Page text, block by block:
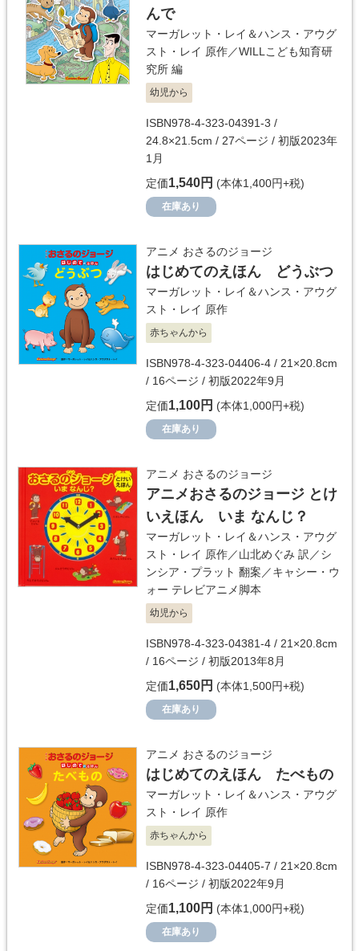
んで
マーガレット・レイ＆ハンス・アウグ
スト・レイ 原作／WILLこども知育研
究所 編
幼児から
ISBN978-4-323-04391-3 /
24.8×21.5cm / 27ページ / 初版2023年
1月
定価1,540円 (本体1,400円+税)
在庫あり
アニメ おさるのジョージ
はじめてのえほん どうぶつ
マーガレット・レイ＆ハンス・アウグ
スト・レイ 原作
赤ちゃんから
ISBN978-4-323-04406-4 / 21×20.8cm
/ 16ページ / 初版2022年9月
定価1,100円 (本体1,000円+税)
在庫あり
アニメ おさるのジョージ
アニメおさるのジョージ とけ
いえほん いま なんじ？
マーガレット・レイ＆ハンス・アウグ
スト・レイ 原作／山北めぐみ 訳／シ
ンシア・プラット 翻案／キャシー・ウ
ォー テレビアニメ脚本
幼児から
ISBN978-4-323-04381-4 / 21×20.8cm
/ 16ページ / 初版2013年8月
定価1,650円 (本体1,500円+税)
在庫あり
アニメ おさるのジョージ
はじめてのえほん たべもの
マーガレット・レイ＆ハンス・アウグ
スト・レイ 原作
赤ちゃんから
ISBN978-4-323-04405-7 / 21×20.8cm
/ 16ページ / 初版2022年9月
定価1,100円 (本体1,000円+税)
在庫あり